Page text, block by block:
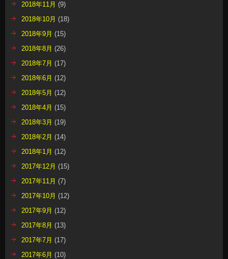
2018年11月 (9)
2018年10月 (18)
2018年9月 (15)
2018年8月 (26)
2018年7月 (17)
2018年6月 (12)
2018年5月 (12)
2018年4月 (15)
2018年3月 (19)
2018年2月 (14)
2018年1月 (12)
2017年12月 (15)
2017年11月 (7)
2017年10月 (12)
2017年9月 (12)
2017年8月 (13)
2017年7月 (17)
2017年6月 (10)